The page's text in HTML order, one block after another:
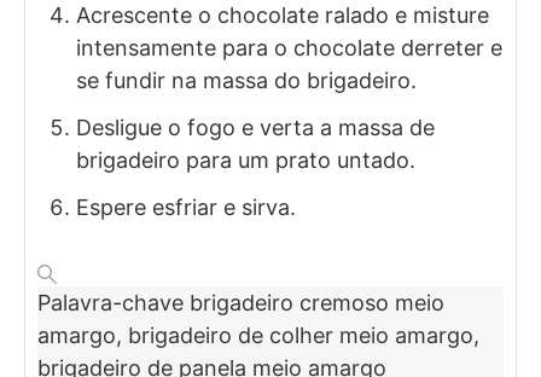
Acrescente o chocolate ralado e misture
intensamente para o chocolate derreter e
se fundir na massa do brigadeiro.
Desligue o fogo e verta a massa de
brigadeiro para um prato untado.
Espere esfriar e sirva.
Palavra-chave brigadeiro cremoso meio
amargo, brigadeiro de colher meio amargo,
brigadeiro de panela meio amargo